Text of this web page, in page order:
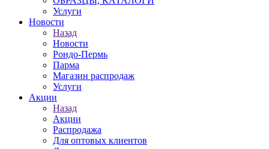
Услуги
Новости
Назад
Новости
Рондо-Пермь
Парма
Магазин распродаж
Услуги
Акции
Назад
Акции
Распродажа
Для оптовых клиентов